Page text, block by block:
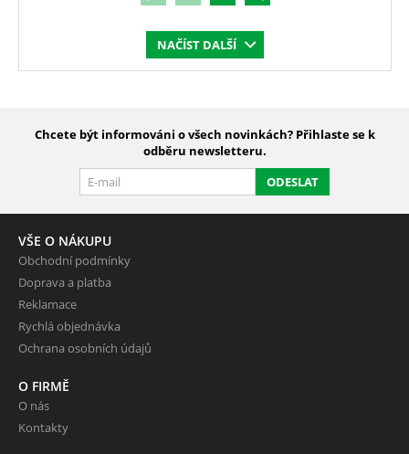
NAČÍST DALŠÍ
Chcete být informováni o všech novinkách? Přihlaste se k
odběru newsletteru.
ODESLAT
VŠE O NÁKUPU
Obchodní podmínky
Doprava a platba
Reklamace
Rychlá objednávka
Ochrana osobních údajů
O FIRMĚ
O nás
Kontakty